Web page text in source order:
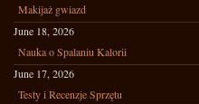
Makijaż gwiazd
June 18, 2026
Nauka o Spalaniu Kalorii
June 17, 2026
Testy i Recenzje Sprzętu